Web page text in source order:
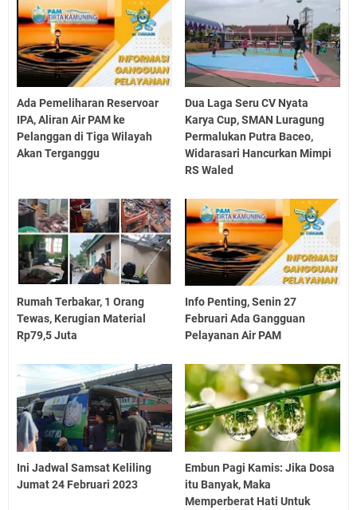
Ada Pemeliharan Reservoar
IPA, Aliran Air PAM ke
Pelanggan di Tiga Wilayah
Akan Terganggu
Dua Laga Seru CV Nyata
Karya Cup, SMAN Luragung
Permalukan Putra Baceo,
Widarasari Hancurkan Mimpi
RS Waled
Rumah Terbakar, 1 Orang
Tewas, Kerugian Material
Rp79,5 Juta
Info Penting, Senin 27
Februari Ada Gangguan
Pelayanan Air PAM
Ini Jadwal Samsat Keliling
Jumat 24 Februari 2023
Embun Pagi Kamis: Jika Dosa
itu Banyak, Maka
Memperberat Hati Untuk